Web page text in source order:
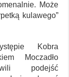
Może
kulawego”
Kobra
Moczadło
podejść